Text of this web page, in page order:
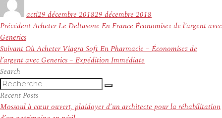
actile
29 décembre 201829 décembre 2018
Navigation
de
l’article
PrécédentArticle
Acheter Le Deltasone En France Économisez de l’argent avec
Generics
Suivant Article
suivant :
Où Acheter Viagra Soft En Pharmacie – Économisez de
l’argent avec Generics – Expédition Immédiate
Search
Recherche
pour
:
Recherche
Recent Posts
Mossoul à cœur ouvert, plaidoyer d’un architecte pour la réhabilitation